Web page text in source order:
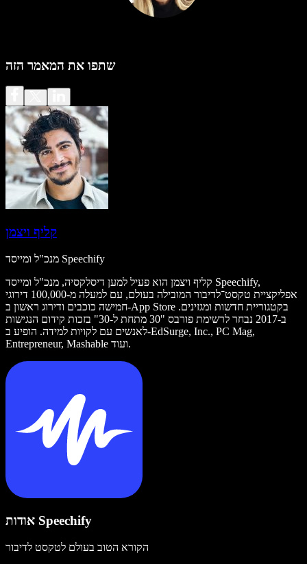
שתפו את המאמר הזה
קליף ויצמן
מנכ"ל ומייסד Speechify
קליף ויצמן הוא פעיל למען דיסלקסיה, מנכ"ל ומייסד Speechify,
אפליקציית טקסט־לדיבור המובילה בעולם, עם למעלה מ-100,000 דירוגי
חמישה כוכבים ודירוג ראשון ב-App Store בקטגוריית חדשות ומגזינים.
ב-2017 נבחר לרשימת פורבס "30 מתחת ל-30" בזכות קידום הנגישות
לאנשים עם לקויות למידה. הופיע ב-EdSurge, Inc., PC Mag,
Entrepreneur, Mashable ועוד.
אודות Speechify
הקורא הטוב בעולם לטקסט לדיבור